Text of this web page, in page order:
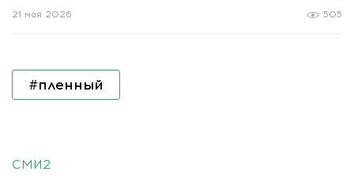
505
21 мая 2026
#пленный
СМИ2